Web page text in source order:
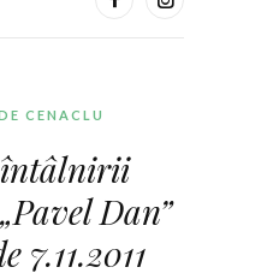
CENACLU
Dan”
7.11.2011